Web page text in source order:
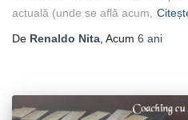
actuală (unde se află acum,
De Renaldo Nita , Acum 6 ani